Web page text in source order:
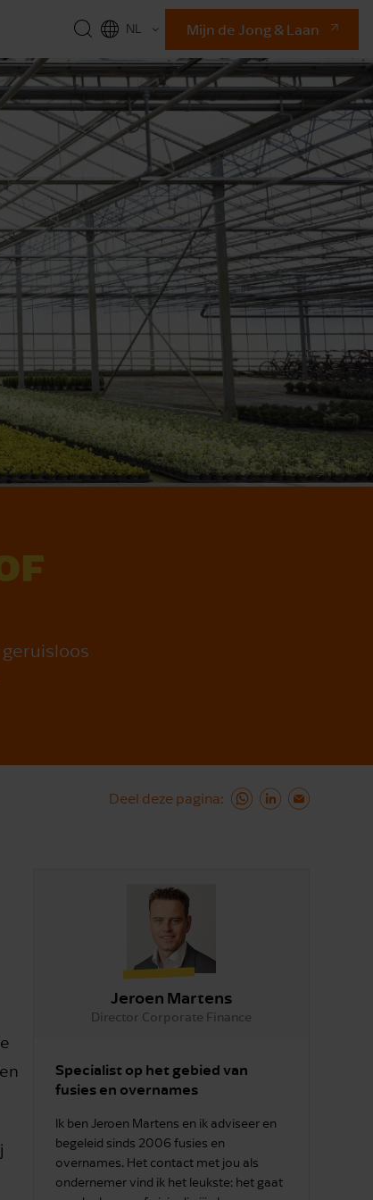
NL
Mijn de Jong & Laan
Deel deze pagina
Jeroen Martens
Director Corporate Finance
Specialist op het gebied van
fusies en overnames
Ik ben Jeroen Martens en ik adviseer en
begeleid sinds 2006 fusies en
overnames. Het contact met jou als
ondernemer vind ik het leukste: het gaat